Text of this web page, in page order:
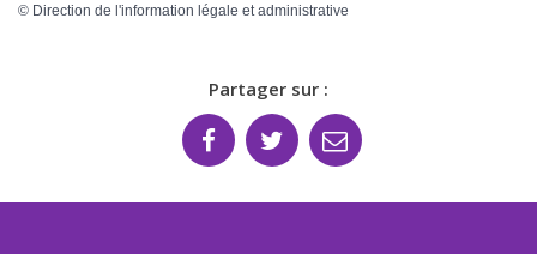
© Direction de l'information légale et administrative
Partager sur :